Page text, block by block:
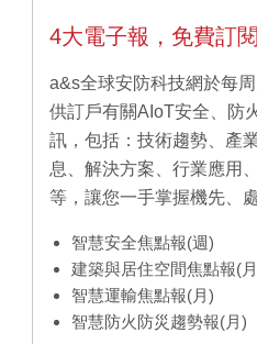
4大電子報，免費訂閱
a&s全球安防科技網於每
供訂戶有關AIoT安全、防
訊，包括：技術趨勢、產
息、解決方案、行業應用
等，讓您一手掌握機先、
智慧安全焦點報(週)
建築與居住空間焦點報(
智慧運輸焦點報(月)
智慧防火防災趨勢報(月)